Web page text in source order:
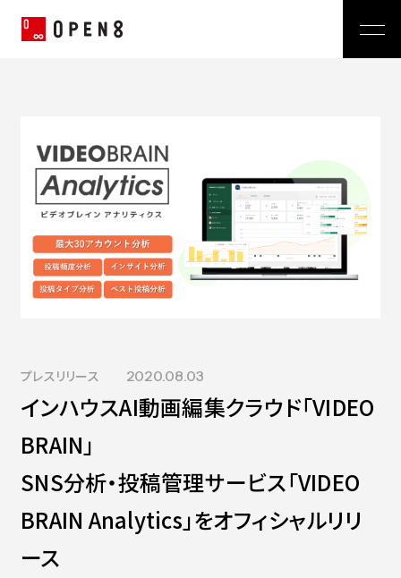
代表メッセージ
ミッション
経営メンバー
沿革
News
プレスリリース
おしらせ
広報 BLOG
TECH BLOG
Service
Video BRAIN
Open BRAIN
Technology
価値観
会社紹介資料
社員インタビュー
福利厚生
募集職種
Sustainability
Contact
プレスリリース 2020.08.03
インハウスAI動画編集クラウド「VIDEO
BRAIN」
SNS分析・投稿管理サービス「VIDEO
BRAIN Analytics」をオフィシャルリリ
ース